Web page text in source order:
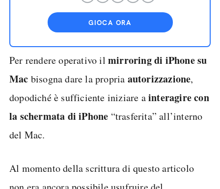
GIOCA ORA
Per rendere operativo il mirroring di iPhone su
Mac bisogna dare la propria autorizzazione,
dopodiché è sufficiente iniziare ainteragire con
la schermata di iPhone “trasferita” all’interno
del Mac.
Al momento della scrittura di questo articolo